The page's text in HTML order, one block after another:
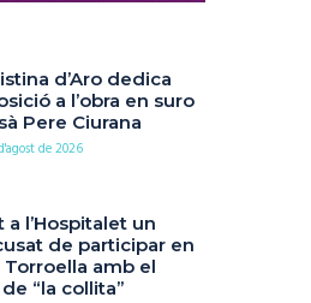
d’Aro dedica
a l’obra en suro
Pere Ciurana
de 2026
l’Hospitalet un
de participar en
amb el
“la collita”